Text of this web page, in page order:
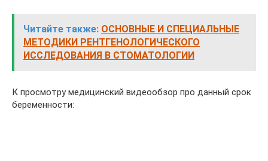
Читайте также: ОСНОВНЫЕ И СПЕЦИАЛЬНЫЕ
МЕТОДИКИ РЕНТГЕНОЛОГИЧЕСКОГО
ИССЛЕДОВАНИЯ В СТОМАТОЛОГИИ
К просмотру медицинский видеообзор про данный срок
беременности: